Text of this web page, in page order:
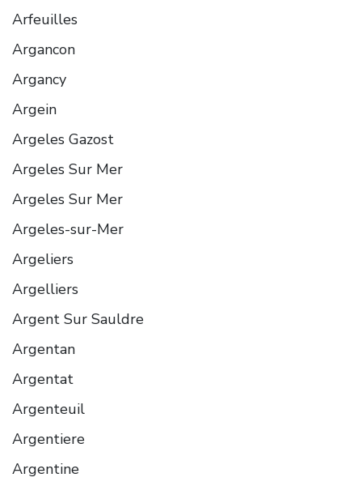
Arfeuilles
Argancon
Argancy
Argein
Argeles Gazost
Argeles Sur Mer
Argeles Sur Mer
Argeles-sur-Mer
Argeliers
Argelliers
Argent Sur Sauldre
Argentan
Argentat
Argenteuil
Argentiere
Argentine